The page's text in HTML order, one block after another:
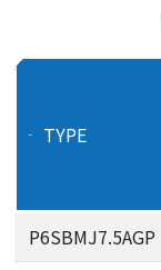
‒ TYPE
P6SBMJ7.5AGP